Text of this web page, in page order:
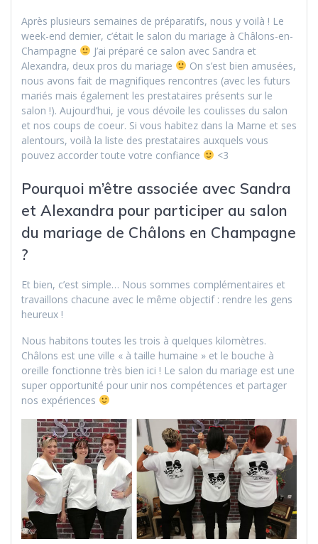
Après plusieurs semaines de préparatifs, nous y voilà ! Le
week-end dernier, c’était le salon du mariage à Châlons-en-
Champagne
J’ai préparé ce salon avec Sandra et
Alexandra, deux pros du mariage
On s’est bien amusées,
nous avons fait de magnifiques rencontres (avec les futurs
mariés mais également les prestataires présents sur le
salon !). Aujourd’hui, je vous dévoile les coulisses du salon
et nos coups de coeur. Si vous habitez dans la Marne et ses
alentours, voilà la liste des prestataires auxquels vous
pouvez accorder toute votre confiance
<3
Pourquoi m’être associée avec Sandra
et Alexandra pour participer au salon
du mariage de Châlons en Champagne
?
Et bien, c’est simple… Nous sommes complémentaires et
travaillons chacune avec le même objectif : rendre les gens
heureux !
Nous habitons toutes les trois à quelques kilomètres.
Châlons est une ville « à taille humaine » et le bouche à
oreille fonctionne très bien ici ! Le salon du mariage est une
super opportunité pour unir nos compétences et partager
nos expériences